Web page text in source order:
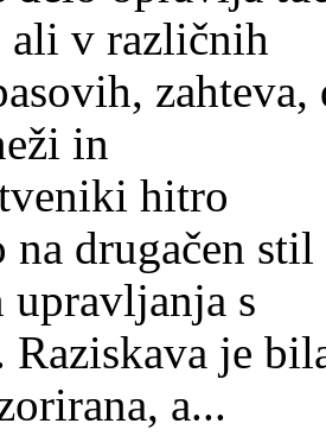
ali v različnih
zahteva,
in
hitro
drugačen stil
upravljanja s
Raziskava je
a...